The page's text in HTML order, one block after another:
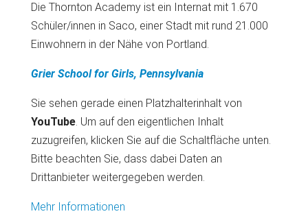
Die Thornton Academy ist ein Internat mit 1.670
Schüler/innen in Saco, einer Stadt mit rund 21.000
Einwohnern in der Nähe von Portland.
Grier School for Girls, Pennsylvania
Sie sehen gerade einen Platzhalterinhalt von
YouTube. Um auf den eigentlichen Inhalt
zuzugreifen, klicken Sie auf die Schaltfläche unten.
Bitte beachten Sie, dass dabei Daten an
Drittanbieter weitergegeben werden.
Mehr Informationen